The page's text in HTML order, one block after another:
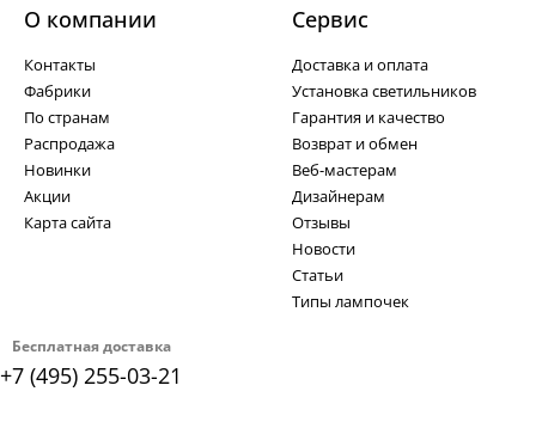
Бесплатная доставка
+7 (495) 255-03-21
О компании
Контакты
Фабрики
По странам
Распродажа
Новинки
Акции
Карта сайта
Cервис
Доставка и оплата
Установка светильников
Гарантия и качество
Возврат и обмен
Веб-мастерам
Дизайнерам
Отзывы
Новости
Статьи
Типы лампочек